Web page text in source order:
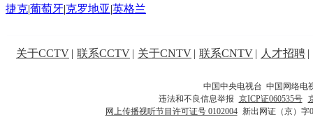
捷克|葡萄牙|克罗地亚|英格兰
关于CCTV | 联系CCTV | 关于CNTV | 联系CNTV | 人才招聘 |
中国中央电视台 中国网络电
违法和不良信息举报 京ICP证060535号
网上传播视听节目许可证号 0102004 新出网证（京）